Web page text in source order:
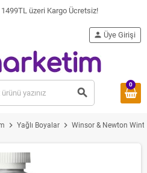
üzeri Kargo Ücretsiz!
search
person Üye Girişi
0
chevron_right Yağlı Boyalar chevron_right Winsor & Newton